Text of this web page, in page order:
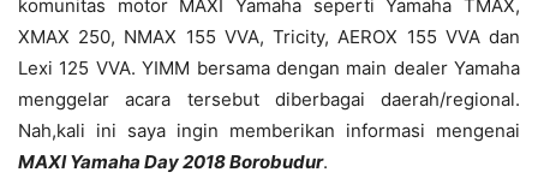
komunitas motor MAXI Yamaha seperti Yamaha TMAX,
XMAX 250, NMAX 155 VVA, Tricity, AEROX 155 VVA dan
Lexi 125 VVA. YIMM bersama dengan main dealer Yamaha
menggelar acara tersebut diberbagai daerah/regional.
Nah,kali ini saya ingin memberikan informasi mengenai
MAXI Yamaha Day 2018 Borobudur.